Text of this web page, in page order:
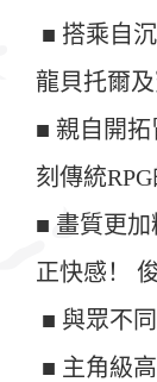
■ 搭乘自
龍貝托爾
■ 親自開
刻傳統
■ 畫質更
正快感！
■ 與眾不
■ 主角級